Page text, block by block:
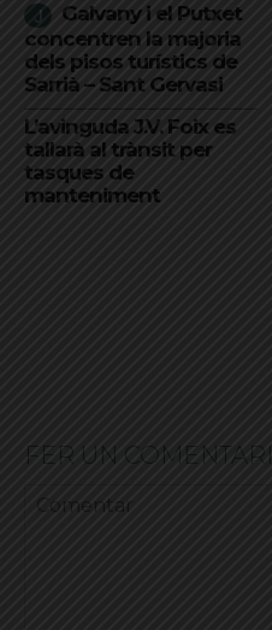
Galvany i el Putxet
concentren la majoria
dels pisos turístics de
Sarrià – Sant Gervasi
L’avinguda J.V. Foix es
tallarà al trànsit per
tasques de
manteniment
FER UN COMENTARI